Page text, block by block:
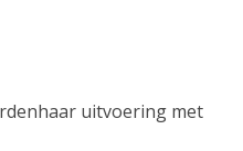
uitvoering met